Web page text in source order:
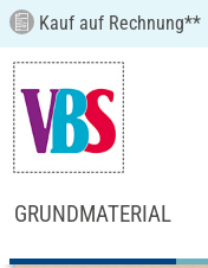
Kauf auf Rechnung**
GRUNDMATERIAL